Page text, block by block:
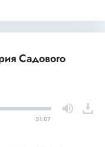
Садового
51:07